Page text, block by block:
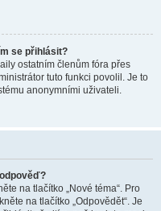
se přihlásit?
ostatním členům fóra přes
tuto funkci povolil. Je to
anonymními uživateli.
na tlačítko „Nové téma“. Pro
na tlačítko „Odpovědět“. Je